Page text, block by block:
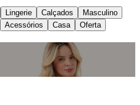
Lingerie Calçados
Masculino
Acessórios Casa Oferta